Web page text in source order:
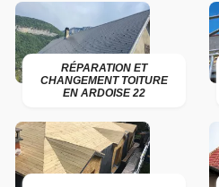
RÉPARATION ET
CHANGEMENT TOITURE
EN ARDOISE 22